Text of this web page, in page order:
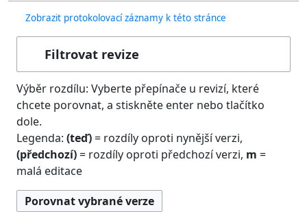
Zobrazit protokolovací záznamy k této stránce
Filtrovat revize
Výběr rozdílu: Vyberte přepínače u revizí, které
chcete porovnat, a stiskněte enter nebo tlačítko
dole.
Legenda: (teď)= rozdíly oproti nynější verzi,
(předchozí)= rozdíly oproti předchozí verzi, m =
malá editace